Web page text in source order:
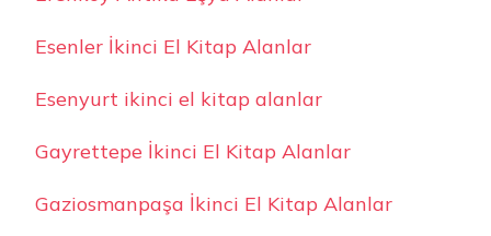
Esenler İkinci El Kitap Alanlar
Esenyurt ikinci el kitap alanlar
Gayrettepe İkinci El Kitap Alanlar
Gaziosmanpaşa İkinci El Kitap Alanlar